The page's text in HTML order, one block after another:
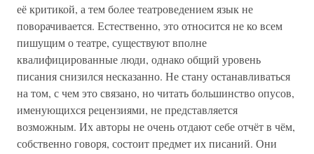
её критикой, а тем более театроведением язык не
поворачивается. Естественно, это относится не ко всем
пишущим о театре, существуют вполне
квалифицированные люди, однако общий уровень
писания снизился несказанно. Не стану останавливаться
на том, с чем это связано, но читать большинство опусов,
именующихся рецензиями, не представляется
возможным. Их авторы не очень отдают себе отчёт в чём,
собственно говоря, состоит предмет их писаний. Они